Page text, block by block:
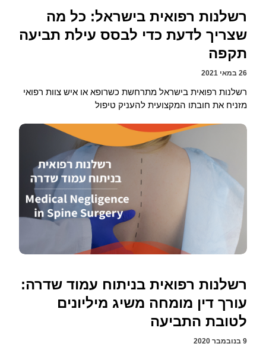
רשלנות רפואית בישראל: כל מה
שצריך לדעת כדי לבסס עילת תביעה
תקפה
26 במאי 2021
רשלנות רפואית בישראל מתרחשת כשרופא או איש צוות רפואי
מזניח את חובתו המקצועית להעניק טיפול
רשלנות רפואית בניתוח עמוד שדרה:
עורך דין מומחה משיג מיליונים
לטובת התביעה
9 בנובמבר 2020